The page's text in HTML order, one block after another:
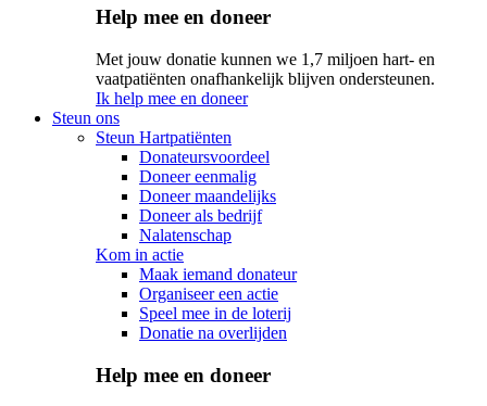
Help mee en doneer
Met jouw donatie kunnen we 1,7 miljoen hart- en
vaatpatiënten onafhankelijk blijven ondersteunen.
Ik help mee en doneer
Steun ons
Steun Hartpatiënten
Donateursvoordeel
Doneer eenmalig
Doneer maandelijks
Doneer als bedrijf
Nalatenschap
Kom in actie
Maak iemand donateur
Organiseer een actie
Speel mee in de loterij
Donatie na overlijden
Help mee en doneer